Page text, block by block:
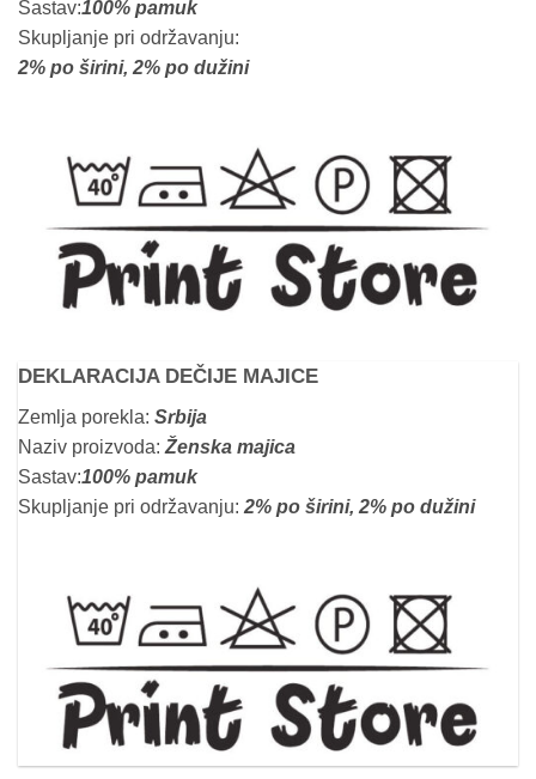
Sastav:100% pamuk
Skupljanje pri održavanju:
2% po širini, 2% po dužini
DEKLARACIJA DEČIJE MAJICE
Zemlja porekla: Srbija
Naziv proizvoda: Ženska majica
Sastav:100% pamuk
Skupljanje pri održavanju: 2% po širini, 2% po dužini